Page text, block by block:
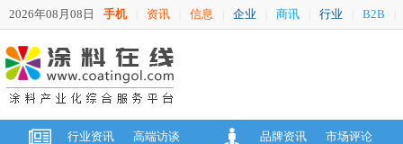
2026年08月08日 手机 资讯 信息 企业 商讯 行业 B2B
行业资讯
高端访谈
品牌资讯
市场评论